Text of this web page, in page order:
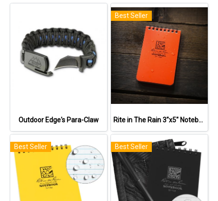
Outdoor Edge's Para-Claw
Best Seller
Rite in The Rain 3"x5" Notebook
Best Seller Best Seller